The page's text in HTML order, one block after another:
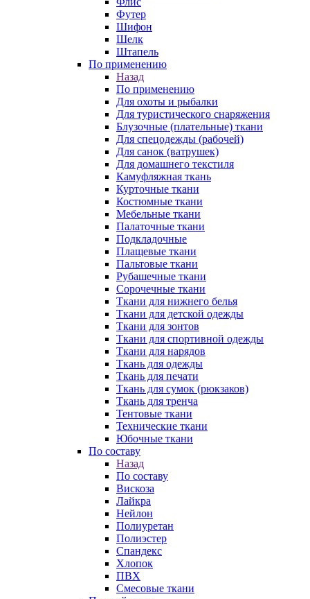
Футер
Шифон
Шелк
Штапель
По применению
Назад
По применению
Для охоты и рыбалки
Для туристического снаряжения
Блузочные (плательные) ткани
Для спецодежды (рабочей)
Для санок (ватрушек)
Для домашнего текстиля
Камуфляжная ткань
Курточные ткани
Костюмные ткани
Мебельные ткани
Палаточные ткани
Подкладочные
Плащевые ткани
Пальтовые ткани
Рубашечные ткани
Сорочечные ткани
Ткани для нижнего белья
Ткани для детской одежды
Ткани для зонтов
Ткани для спортивной одежды
Ткани для нарядов
Ткань для одежды
Ткань для печати
Ткань для сумок (рюкзаков)
Ткань для тренча
Тентовые ткани
Технические ткани
Юбочные ткани
По составу
Назад
По составу
Вискоза
Лайкра
Нейлон
Полиуретан
Полиэстер
Спандекс
Хлопок
ПВХ
Смесовые ткани